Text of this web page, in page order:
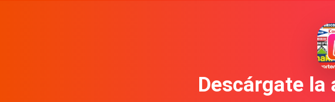
Descárgate